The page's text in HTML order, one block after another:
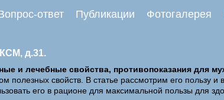
ответ Публикации Фотогалерея
д.31.
и лечебные свойства, противопоказания для
свойств. В статье рассмотрим его пользу
его в рационе для максимальной пользы для